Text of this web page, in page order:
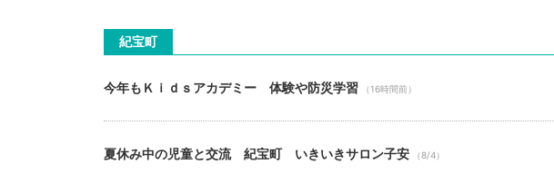
紀宝町
今年もＫｉｄｓアカデミー 体験や防災学習 （16時間前）
夏休み中の児童と交流 紀宝町 いきいきサロン子安 （8/4）